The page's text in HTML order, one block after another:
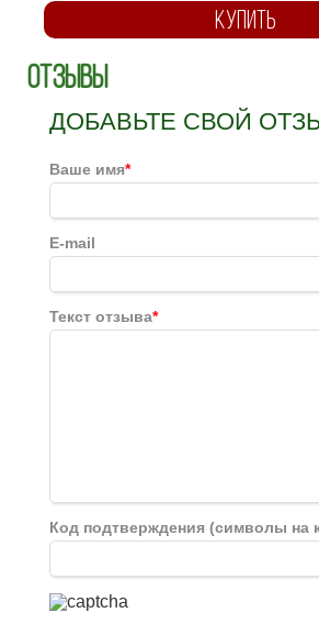
КУПИТЬ
Отзывы
ДОБАВЬТЕ СВОЙ
Ваше имя*
E-mail
Текст отзыва*
Код подтверждения (символы на